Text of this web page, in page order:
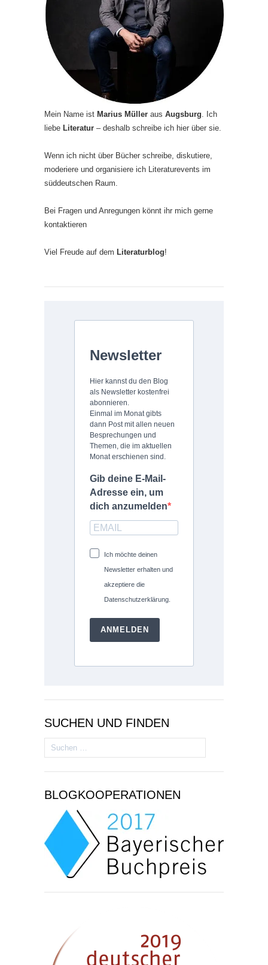
Mein Name ist Marius Müller aus Augsburg . Ich
liebe Literatur – deshalb schreibe ich hier über sie.
Wenn ich nicht über Bücher schreibe, diskutiere,
moderiere und organisiere ich Literaturevents im
süddeutschen Raum.
Bei Fragen und Anregungen könnt ihr mich gerne
kontaktieren
Viel Freude auf dem Literaturblog!
Newsletter
Hier kannst du den Blog
als Newsletter kostenfrei
abonnieren.
Einmal im Monat gibts
dann Post mit allen neuen
Besprechungen und
Themen, die im aktuellen
Monat erschienen sind.
Gib deine E-Mail-
Adresse ein, um
dich anzumelden
Ich möchte deinen
Newsletter erhalten und
akzeptiere die
Datenschutzerklärung.
ANMELDEN
SUCHEN UND FINDEN
Suchen
nach:
BLOGKOOPERATIONEN